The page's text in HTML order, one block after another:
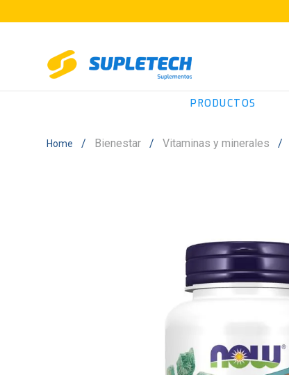
PRODUCTOS
Bienestar Vitaminas y minerales